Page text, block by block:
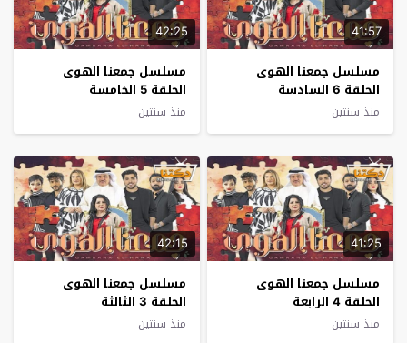
41:57
مسلسل جمعنا الهوى
الحلقة 6 السادسة
منذ سنتين
42:25
مسلسل جمعنا الهوى
الحلقة 5 الخامسة
منذ سنتين
41:25
مسلسل جمعنا الهوى
الحلقة 4 الرابعة
منذ سنتين
42:15
مسلسل جمعنا الهوى
الحلقة 3 الثالثة
منذ سنتين